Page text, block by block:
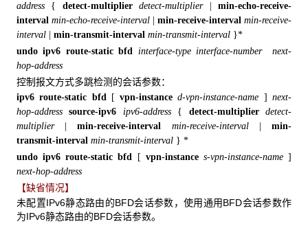
address { detect-multiplier detect-multiplier
min-echo-receive-
interval min-echo-receive-interval min-receive-interval min-receive-
interval
min-transmit-interval min-transmit-interval }*
undo ipv6 route-static bfd interface-type interface-number
next-
hop-address
控制报文方式多跳检测的会话参数：
ipv6 route-static bfd [ vpn-instance d-vpn-instance-name ] next-
hop-addresssource-ipv6 ipv6-address { detect-multiplier
detect-
multiplier
min-receive-interval min-receive-interval
min-
transmit-interval min-transmit-interval } *
undo ipv6 route-static bfd
[ vpn-instance s-vpn-instance-name]
next-hop-address
【缺省情况】
未配置IPv6静态路由的BFD会话参数，使用通用BFD会话参数作
为IPv6静态路由的BFD会话参数。